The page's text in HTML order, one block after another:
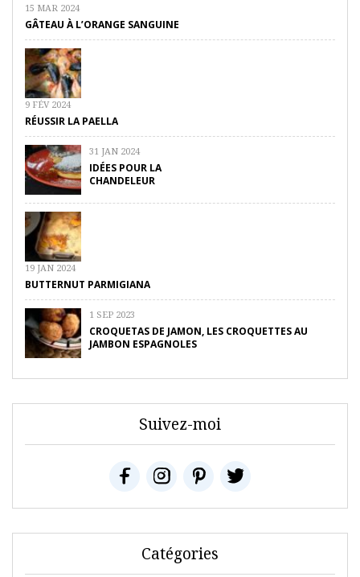
15 MAR 2024
GÂTEAU À L’ORANGE SANGUINE
9 FÉV 2024
RÉUSSIR LA PAELLA
31 JAN 2024
IDÉES POUR LA
CHANDELEUR
19 JAN 2024
BUTTERNUT PARMIGIANA
1 SEP 2023
CROQUETAS DE JAMON, LES CROQUETTES AU
JAMBON ESPAGNOLES
Suivez-moi
Catégories